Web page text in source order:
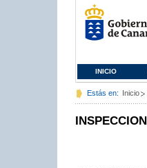
INICIO
Estás en: Inicio